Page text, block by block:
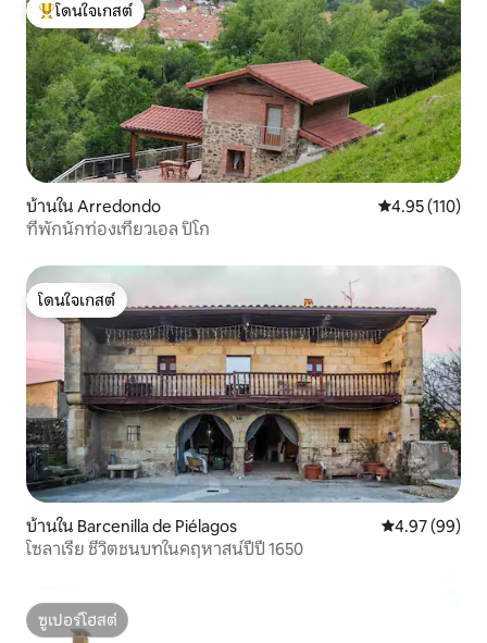
โดนใจเกสต์ที่สุด
โดนใจเกสต์
บ้านใน Arredondo คะแนนเฉลี่ย
4.95 (110)
ที่พักนักท่องเที่ยวเอล ปิโก
โดนใจเกสต์
โดนใจเกสต์
บ้านใน Barcenilla de Piélagos คะแนนเฉลี่ย
4.97 (99)
โซลาเรีย ชีวิตชนบทในคฤหาสน์ปีปี 1650
ซูเปอร์โฮสต์
ซูเปอร์โฮสต์